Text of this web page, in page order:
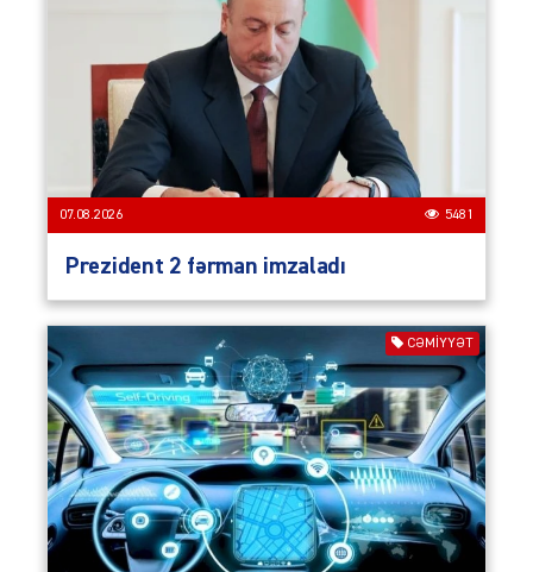
07.08.2026 5481
Prezident 2 fərman imzaladı
CƏMIYYƏT